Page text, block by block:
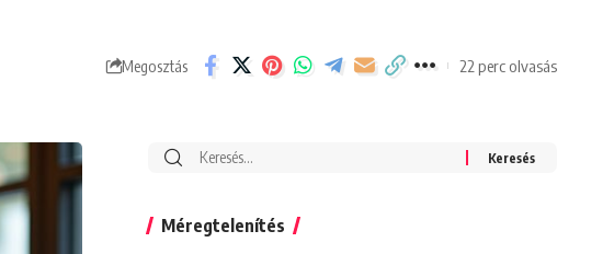
Megosztás 22 perc olvasás
Search
Méregtelenítés